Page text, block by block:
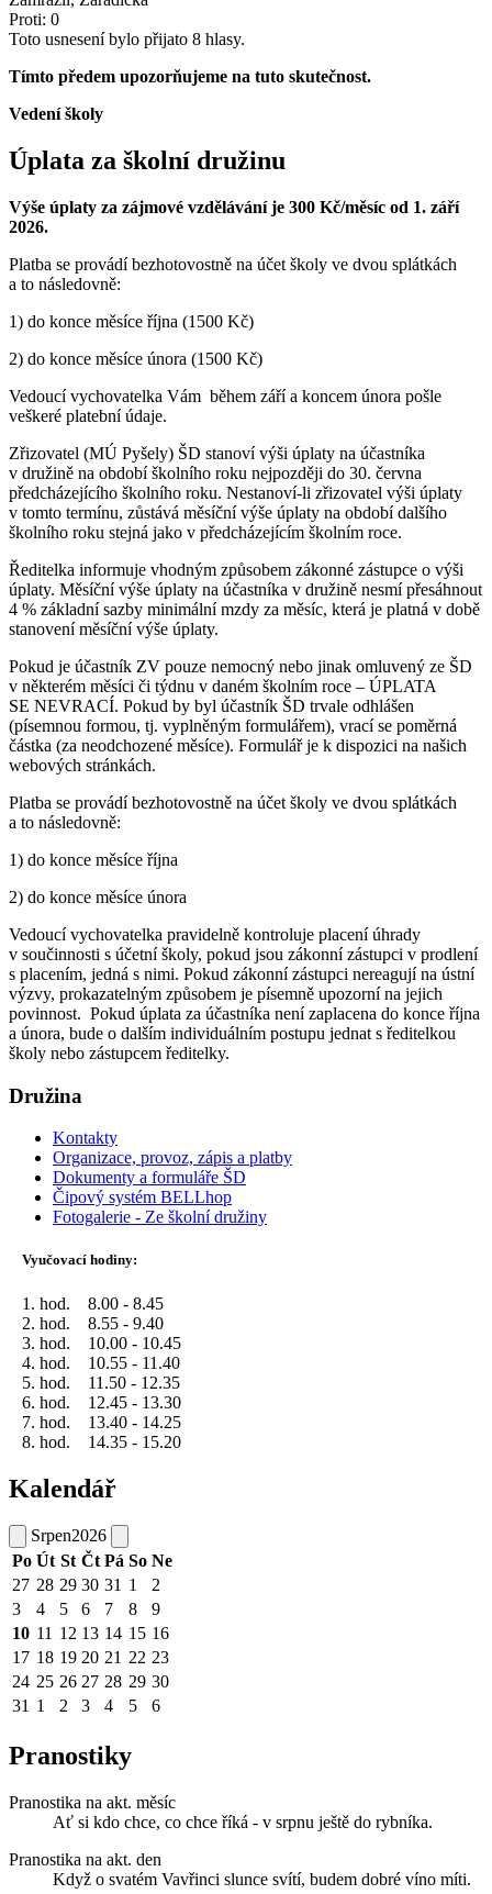
Proti: 0
Toto usnesení bylo přijato 8 hlasy.
Tímto předem upozorňujeme na tuto skutečnost.
Vedení školy
Úplata za školní družinu
Výše úplaty za zájmové vzdělávání je 300 Kč/měsíc od 1. září
2026.
Platba se provádí bezhotovostně na účet školy ve dvou splátkách
a to následovně:
1) do konce měsíce října (1500 Kč)
2) do konce měsíce února (1500 Kč)
Vedoucí vychovatelka Vám během září a koncem února pošle
veškeré platební údaje.
Zřizovatel (MÚ Pyšely) ŠD stanoví výši úplaty na účastníka
v družině na období školního roku nejpozději do 30. června
předcházejícího školního roku. Nestanoví-li zřizovatel výši úplaty
v tomto termínu, zůstává měsíční výše úplaty na období dalšího
školního roku stejná jako v předcházejícím školním roce.
Ředitelka informuje vhodným způsobem zákonné zástupce o výši
úplaty. Měsíční výše úplaty na účastníka v družině nesmí přesáhnout
4 % základní sazby minimální mzdy za měsíc, která je platná v době
stanovení měsíční výše úplaty.
Pokud je účastník ZV pouze nemocný nebo jinak omluvený ze ŠD
v některém měsíci či týdnu v daném školním roce – ÚPLATA
SE NEVRACÍ. Pokud by byl účastník ŠD trvale odhlášen
(písemnou formou, tj. vyplněným formulářem), vrací se poměrná
částka (za neodchozené měsíce). Formulář je k dispozici na našich
webových stránkách.
Platba se provádí bezhotovostně na účet školy ve dvou splátkách
a to následovně:
1) do konce měsíce října
2) do konce měsíce února
Vedoucí vychovatelka pravidelně kontroluje placení úhrady
v součinnosti s účetní školy, pokud jsou zákonní zástupci v prodlení
s placením, jedná s nimi. Pokud zákonní zástupci nereagují na ústní
výzvy, prokazatelným způsobem je písemně upozorní na jejich
povinnost. Pokud úplata za účastníka není zaplacena do konce října
a února, bude o dalším individuálním postupu jednat s ředitelkou
školy nebo zástupcem ředitelky.
Družina
Kontakty
Organizace, provoz, zápis a platby
Dokumenty a formuláře ŠD
Čipový systém BELLhop
Fotogalerie - Ze školní družiny
Vyučovací hodiny:
1. hod. 8.00 - 8.45
2. hod. 8.55 - 9.40
3. hod. 10.00 - 10.45
4. hod. 10.55 - 11.40
5. hod. 11.50 - 12.35
6. hod. 12.45 - 13.30
7. hod. 13.40 - 14.25
8. hod. 14.35 - 15.20
Kalendář
Srpen2026
Po Út St Čt Pá So Ne
27 28 29 30 31 1
2
3
4 5 6 7 8
9
10 11 12 13 14 15 16
17 18 19 20 21 22 23
24 25 26 27 28 29 30
31 1 2 3 4 5 6
Pranostiky
Pranostika na akt. měsíc
Ať si kdo chce, co chce říká - v srpnu ještě do rybníka.
Pranostika na akt. den
Když o svatém Vavřinci slunce svítí, budem dobré víno míti.